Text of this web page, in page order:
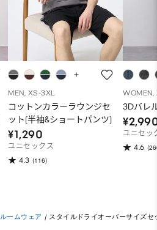
MEN, XS-3XL
コットンカラーラウンジセ
ット(半袖&ショートパンツ)
¥1,290
ユニセックス
4.3 (116)
WOMEN,
3Dバレ
ユニセッ
4.6
ルームウェア / スタイルドライオーバーサイズセ